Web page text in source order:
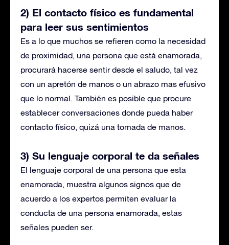
2) El contacto físico es fundamental
para leer sus sentimientos
Es a lo que muchos se refieren como la necesidad
de proximidad, una persona que está enamorada,
procurará hacerse sentir desde el saludo, tal vez
con un apretón de manos o un abrazo mas efusivo
que lo normal. También es posible que procure
establecer conversaciones donde pueda haber
contacto físico, quizá una tomada de manos.
3) Su lenguaje corporal te da señales
El lenguaje corporal de una persona que esta
enamorada, muestra algunos signos que de
acuerdo a los expertos permiten evaluar la
conducta de una persona enamorada, estas
señales pueden ser.